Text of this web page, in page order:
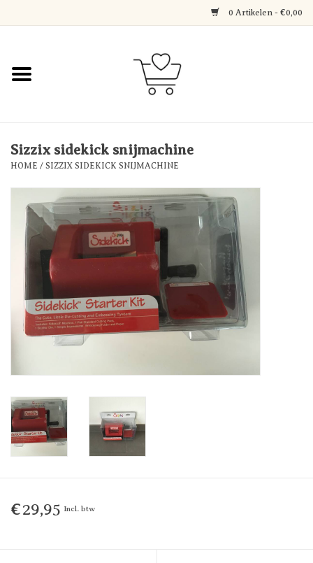
0 Artikelen - €0,00
Home
Decoratie
Over Axelle & Din Hobby
Corner
Sizzix sidekick snijmachine
HOME / SIZZIX SIDEKICK SNIJMACHINE
€29,95 Incl. btw